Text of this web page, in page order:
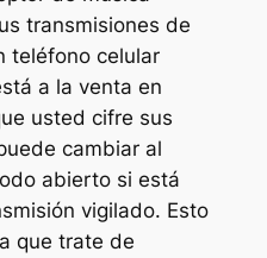
transmisiones de
teléfono celular
a la venta en
usted cifre sus
cambiar al
abierto si está
vigilado. Esto
que trate de